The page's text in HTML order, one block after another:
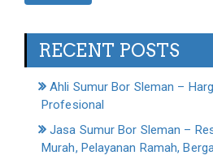
RECENT POSTS
Ahli Sumur Bor Sleman –
Profesional
Jasa Sumur Bor Sleman –
Murah, Pelayanan Ramah,